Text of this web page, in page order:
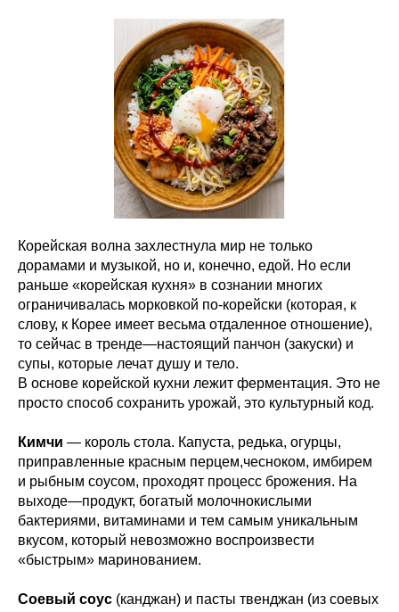
Корейская волна захлестнула мир не только
дорамами и музыкой, но и, конечно, едой. Но если
раньше «корейская кухня» в сознании многих
ограничивалась морковкой по-корейски (которая, к
слову, к Корее имеет весьма отдаленное отношение),
то сейчас в тренде—настоящий панчон (закуски) и
супы, которые лечат душу и тело.
В основе корейской кухни лежит ферментация. Это не
просто способ сохранить урожай, это культурный код.
Кимчи — король стола. Капуста, редька, огурцы,
приправленные красным перцем,чесноком, имбирем
и рыбным соусом, проходят процесс брожения. На
выходе—продукт, богатый молочнокислыми
бактериями, витаминами и тем самым уникальным
вкусом, который невозможно воспроизвести
«быстрым» маринованием.
Соевый соус (канджан) и пасты твенджан (из соевых